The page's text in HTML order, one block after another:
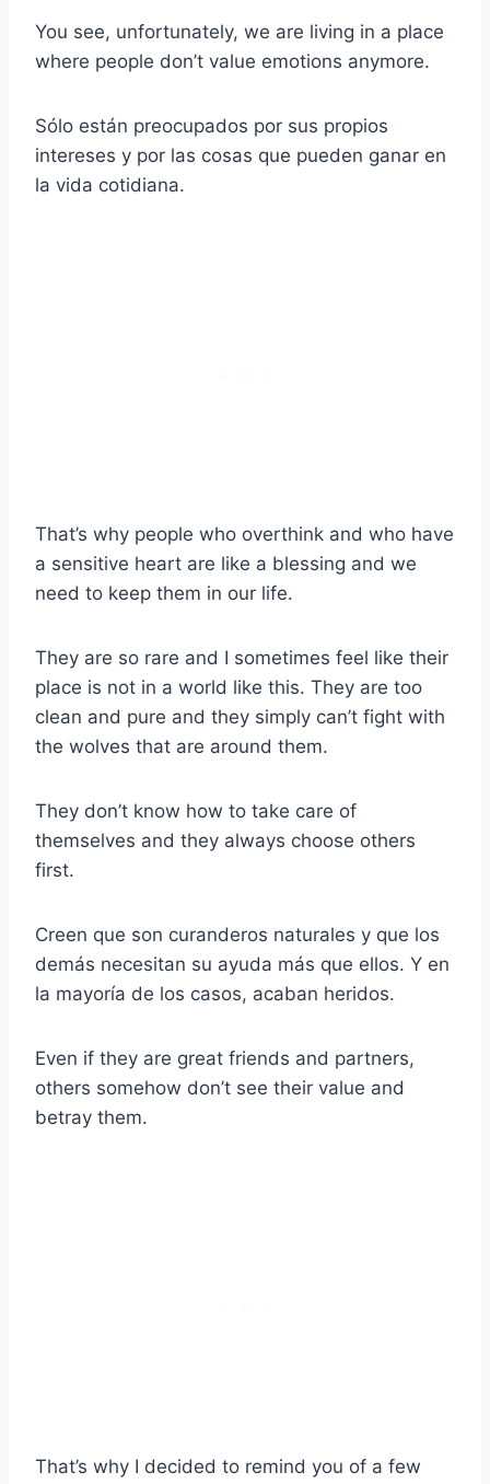
You see, unfortunately, we are living in a place
where people don’t value emotions anymore.
Sólo están preocupados por sus propios
intereses y por las cosas que pueden ganar en
la vida cotidiana.
That’s why people who overthink and who have
a sensitive heart are like a blessing and we
need to keep them in our life.
They are so rare and I sometimes feel like their
place is not in a world like this. They are too
clean and pure and they simply can’t fight with
the wolves that are around them.
They don’t know how to take care of
themselves and they always choose others
first.
Creen que son curanderos naturales y que los
demás necesitan su ayuda más que ellos. Y en
la mayoría de los casos, acaban heridos.
Even if they are great friends and partners,
others somehow don’t see their value and
betray them.
That’s why I decided to remind you of a few